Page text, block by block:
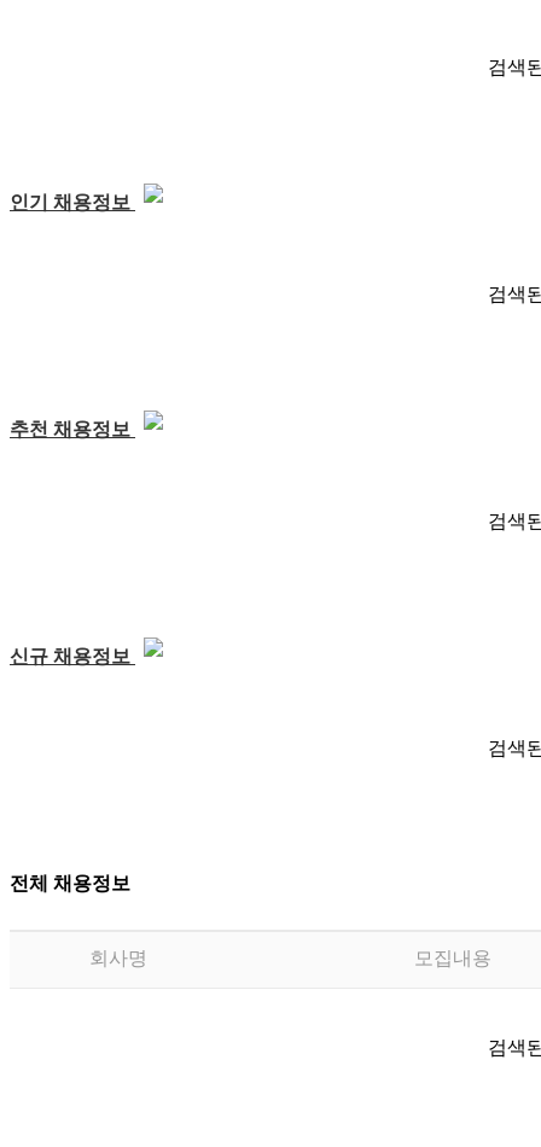
검색
인기 채용정보
검색
추천 채용정보
검색
신규 채용정보
검색
전체 채용정보
회사명 모집내용
검색